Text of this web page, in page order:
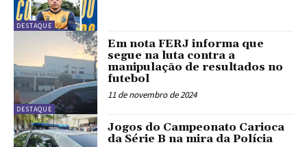
DESTAQUE
DESTAQUE
Em nota FERJ informa que
segue na luta contra a
manipulação de resultados no
futebol
11 de novembro de 2024
Jogos do Campeonato Carioca
da Série B na mira da Polícia